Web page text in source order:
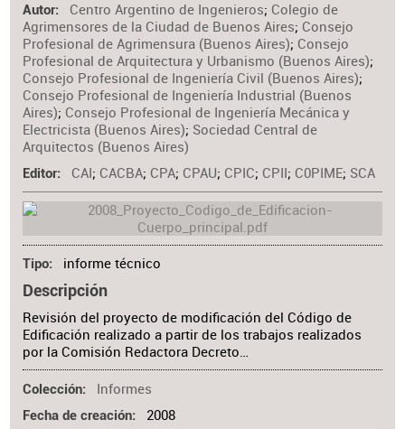
Materia
Autor Centro Argentino de Ingenieros; Colegio de
Agrimensores de la Ciudad de Buenos Aires; Consejo
Profesional de Agrimensura (Buenos Aires); Consejo
Profesional de Arquitectura y Urbanismo (Buenos Aires);
Consejo Profesional de Ingeniería Civil (Buenos Aires);
Consejo Profesional de Ingeniería Industrial (Buenos
Aires); Consejo Profesional de Ingeniería Mecánica y
Electricista (Buenos Aires); Sociedad Central de
Arquitectos (Buenos Aires)
Editor CAI; CACBA; CPA; CPAU; CPIC; CPII; C0PIME; SCA
Tipo informe técnico
Descripción
Revisión del proyecto de modificación del Código de
Edificación realizado a partir de los trabajos realizados
por la Comisión Redactora Decreto…
Colección Informes
Fecha de creación 2008